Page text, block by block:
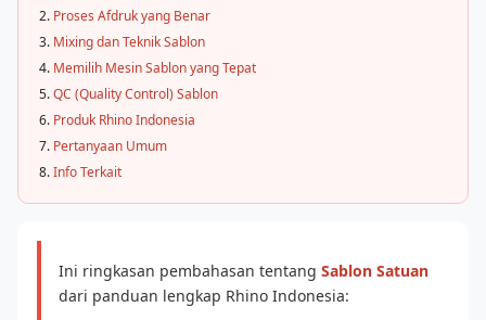
Proses Afdruk yang Benar
Mixing dan Teknik Sablon
Memilih Mesin Sablon yang Tepat
QC (Quality Control) Sablon
Produk Rhino Indonesia
Pertanyaan Umum
Info Terkait
Ini ringkasan pembahasan tentang Sablon Satuan
dari panduan lengkap Rhino Indonesia: